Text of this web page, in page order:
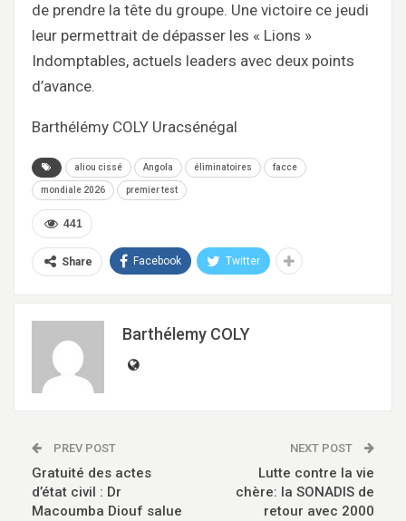
de prendre la tête du groupe. Une victoire ce jeudi
leur permettrait de dépasser les « Lions »
Indomptables, actuels leaders avec deux points
d’avance.
Barthélémy COLY Uracsénégal
aliou cissé Angola éliminatoires facce
mondiale 2026 premier test
441
Share Facebook Twitter
Barthélemy COLY
PREV POST
Gratuité des actes
d’état civil : Dr
Macoumba Diouf salue
NEXT POST
Lutte contre la vie
chère: la SONADIS de
retour avec 2000